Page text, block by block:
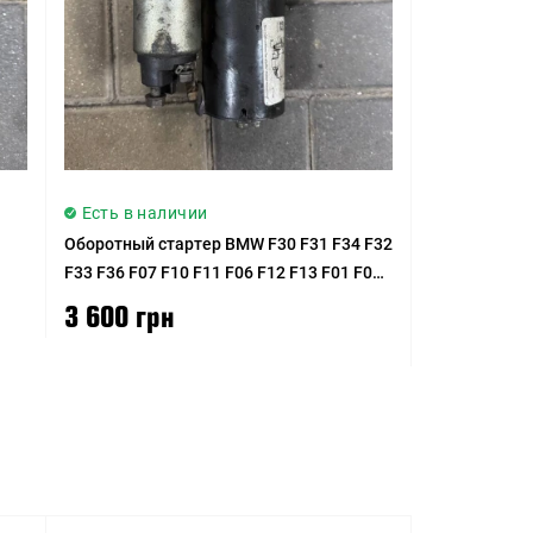
Есть в наличии
Оборотный стартер BMW F30 F31 F34 F32
F33 F36 F07 F10 F11 F06 F12 F13 F01 F02
F25 E70 F15 E71 F16
3 600 грн